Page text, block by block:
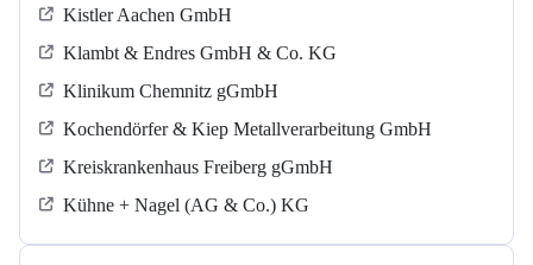
Kistler Aachen GmbH
Klambt & Endres GmbH & Co. KG
Klinikum Chemnitz gGmbH
Kochendörfer & Kiep Metallverarbeitung GmbH
Kreiskrankenhaus Freiberg gGmbH
Kühne + Nagel (AG & Co.) KG